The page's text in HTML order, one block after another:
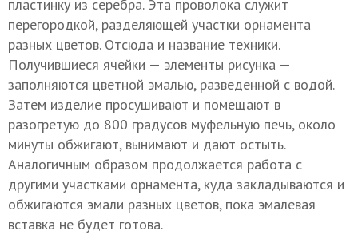
пластинку из серебра. Эта проволока служит
перегородкой, разделяющей участки орнамента
разных цветов. Отсюда и название техники.
Получившиеся ячейки — элементы рисунка —
заполняются цветной эмалью, разведенной с водой.
Затем изделие просушивают и помещают в
разогретую до 800 градусов муфельную печь, около
минуты обжигают, вынимают и дают остыть.
Аналогичным образом продолжается работа с
другими участками орнамента, куда закладываются и
обжигаются эмали разных цветов, пока эмалевая
вставка не будет готова.